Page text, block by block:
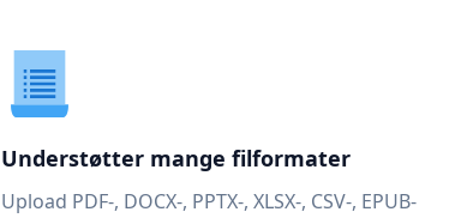
Understøtter mange filformater
Upload PDF-, DOCX-, PPTX-, XLSX-, CSV-, EPUB-